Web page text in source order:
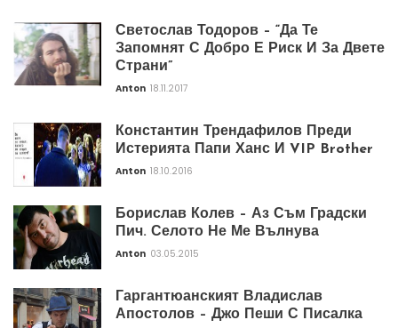
Светослав Тодоров – “Да Те
Запомнят С Добро Е Риск И За Двете
Страни”
Anton 18.11.2017
Константин Трендафилов Преди
Истерията Папи Ханс И VIP Brother
Anton 18.10.2016
Борислав Колев – Аз Съм Градски
Пич. Селото Не Ме Вълнува
Anton 03.05.2015
Гаргантюанският Владислав
Апостолов – Джо Пеши С Писалка